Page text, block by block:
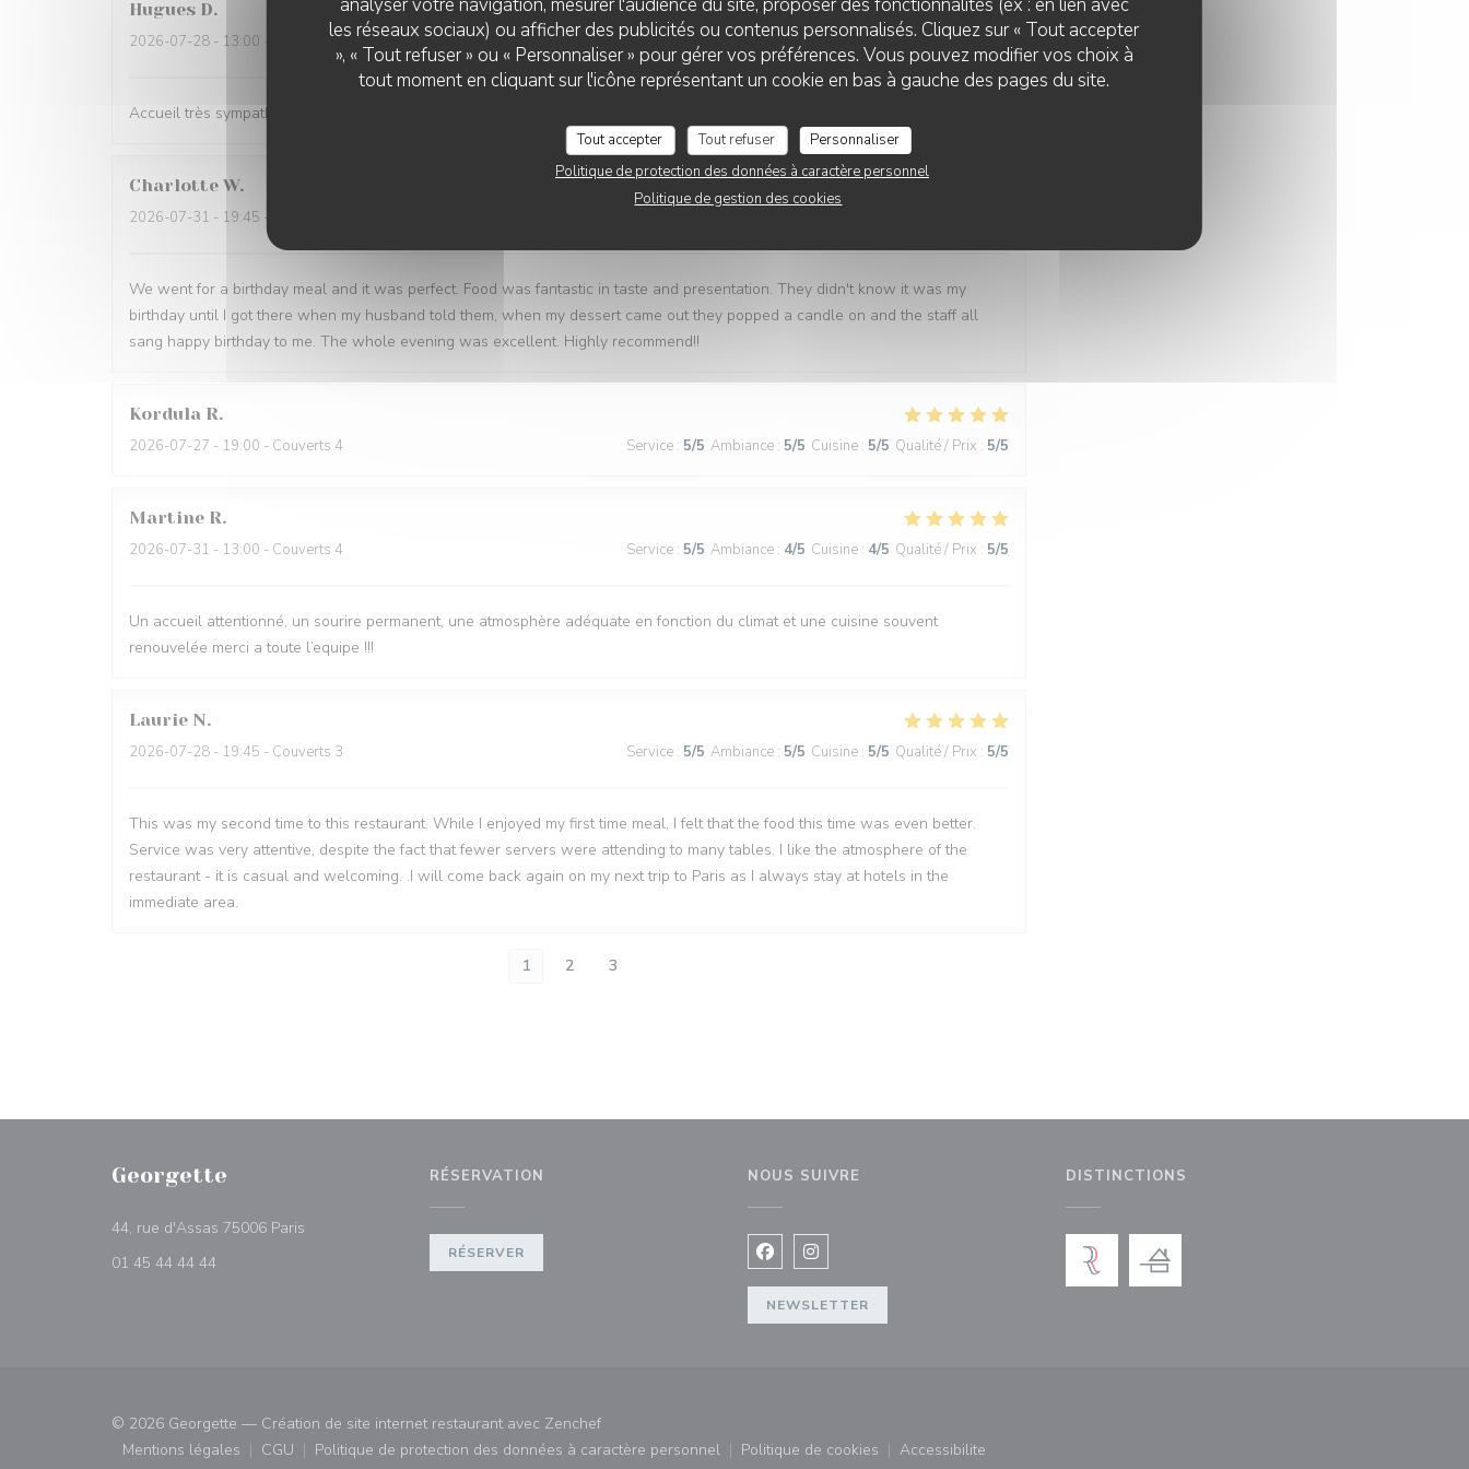
les réseaux sociaux) ou afficher des publicités ou contenus personnalisés. Cliquez sur « Tout accepter
», « Tout refuser » ou « Personnaliser » pour gérer vos préférences. Vous pouvez modifier vos choix à
tout moment en cliquant sur l'icône représentant un cookie en bas à gauche des pages du site.
Tout accepter Tout refuser
Personnaliser
Politique de protection des données à caractère personnel
Politique de gestion des cookies
Hugues D
2026-07-28 - 13:00 - Couverts 2 Service:5/5 Ambiance : 4/5 Cuisine: 5/5 Qualité / Prix: 4/5
Accueil très sympathique, lieu agréable y compris en raison de l'espace entre les tables, cuisine excellente. Bravo !
Charlotte W
2026-07-31 - 19:45 - Couverts 2
We went for a birthday meal and it was perfect. Food was fantastic in taste and presentation. They didn't know it was my
birthday until I got there when my husband told them, when my dessert came out they popped a candle on and the staff all
sang happy birthday to me. The whole evening was excellent. Highly recommend!!
Kordula R
2026-07-27 - 19:00 - Couverts 4 Service : 5/5 Ambiance : 5/5 Cuisine : 5/5 Qualité / Prix : 5/5
Martine R
2026-07-31 - 13:00 - Couverts 4 Service : 5/5 Ambiance : 4/5 Cuisine : 4/5 Qualité / Prix : 5/5
Un accueil attentionné, un sourire permanent, une atmosphère adéquate en fonction du climat et une cuisine souvent
renouvelée merci a toute l’equipe !!!
Laurie N
2026-07-28 - 19:45 - Couverts 3 Service : 5/5 Ambiance : 5/5 Cuisine : 5/5 Qualité / Prix : 5/5
This was my second time to this restaurant. While I enjoyed my first time meal, I felt that the food this time was even better.
Service was very attentive, despite the fact that fewer servers were attending to many tables. I like the atmosphere of the
restaurant - it is casual and welcoming. .I will come back again on my next trip to Paris as I always stay at hotels in the
immediate area.
1 2 3
Georgette
44, rue d'Assas 75006 Paris
01 45 44 44 44
RÉSERVATION
RÉSERVER
NOUS SUIVRE
Facebook ((ouvre une nouvelle fenêtre))
Instagram ((ouvre une nouvelle fenêtre))
NEWSLETTER
DISTINCTIONS
© 2026 Georgette — Création de site internet restaurant avec Zenchef((ouvre une nouvelle fenêtre))
Mentions légales
((ouvre une nouvelle fenêtre))
CGU
((ouvre une nouvelle fenêtre))
Politique de protection des données à caractère personnel
((ouvre une nouvelle fenêtre))
Politique de cookies
((ouvre une nouvelle fenêtre))
Accessibilite
((ouvre une nouvelle fenêtre))